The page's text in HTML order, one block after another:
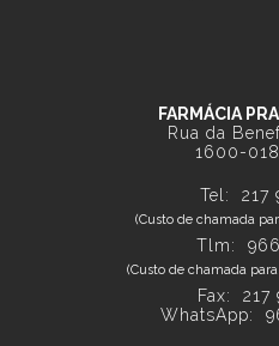
FARMÁCIA
Rua da
1600-
Tel: 217
(Custo de chamada
Tlm:
(Custo de chamada
Fax: 217
WhatsApp: